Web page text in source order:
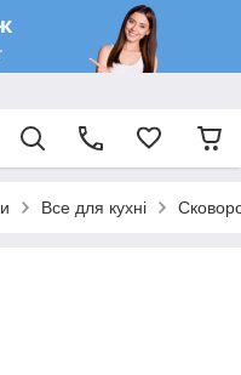
Все для кухні